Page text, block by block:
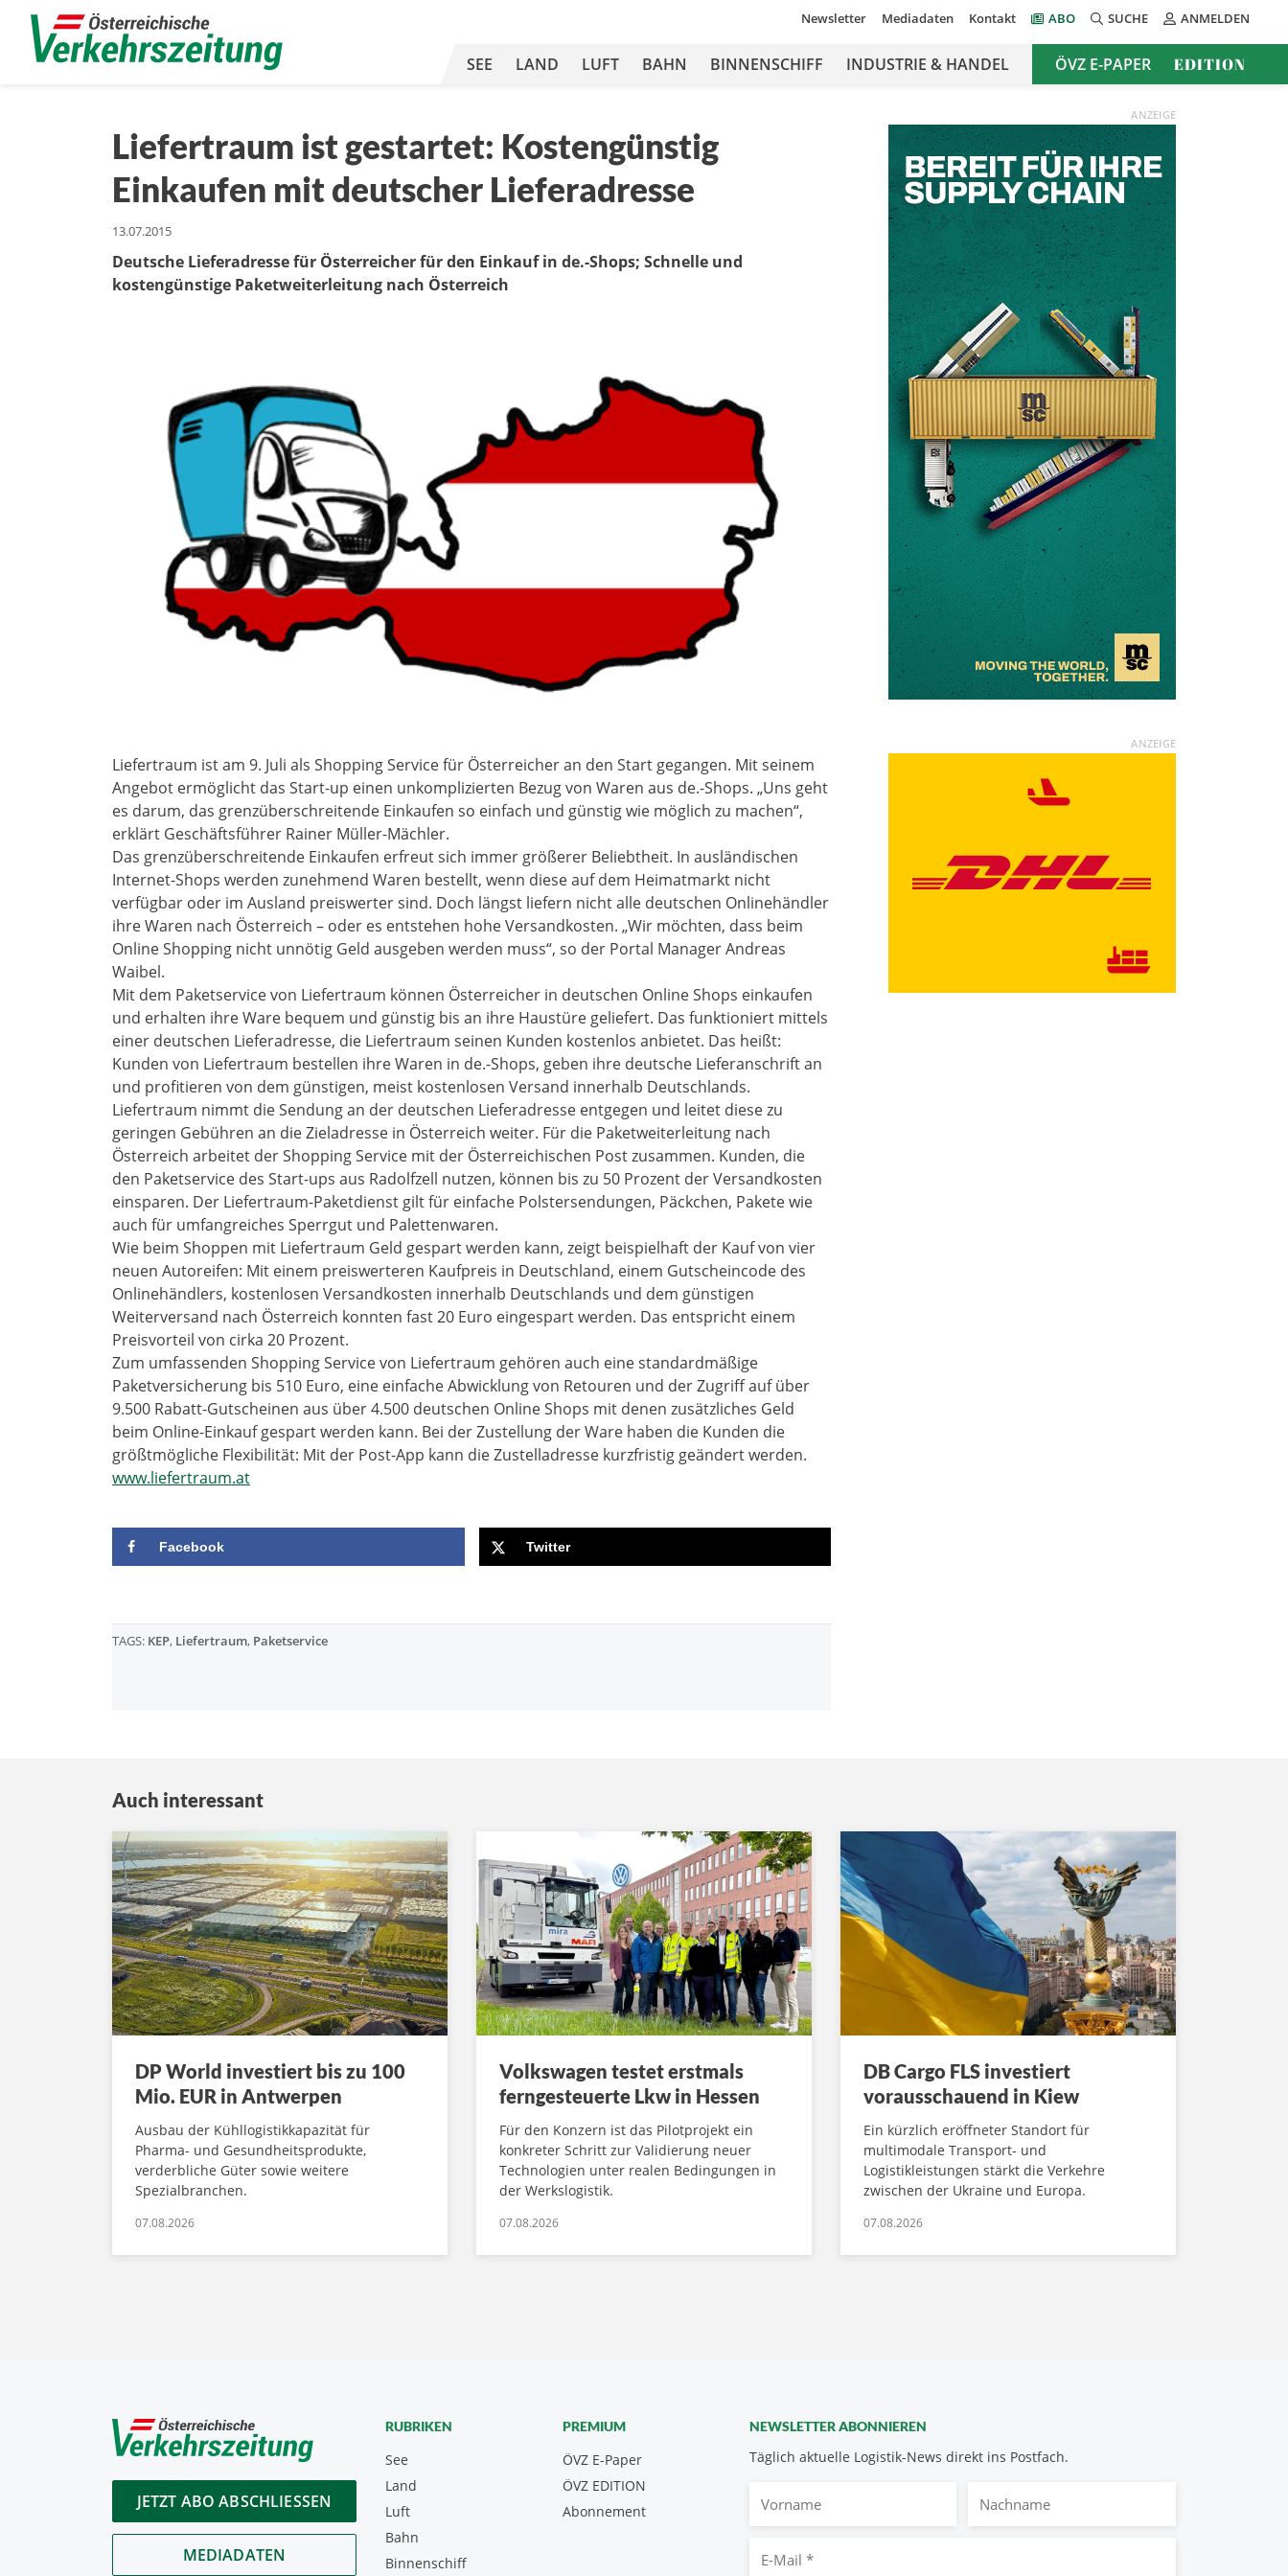
Newsletter Mediadaten Kontakt ABO SUCHE ANMELDEN
SEE LAND LUFT BAHN BINNENSCHIFF INDUSTRIE & HANDEL ÖVZ E-PAPER EDITION
Liefertraum ist gestartet: Kostengünstig
Einkaufen mit deutscher Lieferadresse
13.07.2015
Deutsche Lieferadresse für Österreicher für den Einkauf in de.-Shops; Schnelle und
kostengünstige Paketweiterleitung nach Österreich
Liefertraum ist am 9. Juli als Shopping Service für Österreicher an den Start gegangen. Mit seinem
Angebot ermöglicht das Start-up einen unkomplizierten Bezug von Waren aus de.-Shops. „Uns geht
es darum, das grenzüberschreitende Einkaufen so einfach und günstig wie möglich zu machen“,
erklärt Geschäftsführer Rainer Müller-Mächler.
Das grenzüberschreitende Einkaufen erfreut sich immer größerer Beliebtheit. In ausländischen
Internet-Shops werden zunehmend Waren bestellt, wenn diese auf dem Heimatmarkt nicht
verfügbar oder im Ausland preiswerter sind. Doch längst liefern nicht alle deutschen Onlinehändler
ihre Waren nach Österreich – oder es entstehen hohe Versandkosten. „Wir möchten, dass beim
Online Shopping nicht unnötig Geld ausgeben werden muss“, so der Portal Manager Andreas
Waibel.
Mit dem Paketservice von Liefertraum können Österreicher in deutschen Online Shops einkaufen
und erhalten ihre Ware bequem und günstig bis an ihre Haustüre geliefert. Das funktioniert mittels
einer deutschen Lieferadresse, die Liefertraum seinen Kunden kostenlos anbietet. Das heißt:
Kunden von Liefertraum bestellen ihre Waren in de.-Shops, geben ihre deutsche Lieferanschrift an
und profitieren von dem günstigen, meist kostenlosen Versand innerhalb Deutschlands.
Liefertraum nimmt die Sendung an der deutschen Lieferadresse entgegen und leitet diese zu
geringen Gebühren an die Zieladresse in Österreich weiter. Für die Paketweiterleitung nach
Österreich arbeitet der Shopping Service mit der Österreichischen Post zusammen. Kunden, die
den Paketservice des Start-ups aus Radolfzell nutzen, können bis zu 50 Prozent der Versandkosten
einsparen. Der Liefertraum-Paketdienst gilt für einfache Polstersendungen, Päckchen, Pakete wie
auch für umfangreiches Sperrgut und Palettenwaren.
Wie beim Shoppen mit Liefertraum Geld gespart werden kann, zeigt beispielhaft der Kauf von vier
neuen Autoreifen: Mit einem preiswerteren Kaufpreis in Deutschland, einem Gutscheincode des
Onlinehändlers, kostenlosen Versandkosten innerhalb Deutschlands und dem günstigen
Weiterversand nach Österreich konnten fast 20 Euro eingespart werden. Das entspricht einem
Preisvorteil von cirka 20 Prozent.
Zum umfassenden Shopping Service von Liefertraum gehören auch eine standardmäßige
Paketversicherung bis 510 Euro, eine einfache Abwicklung von Retouren und der Zugriff auf über
9.500 Rabatt-Gutscheinen aus über 4.500 deutschen Online Shops mit denen zusätzliches Geld
beim Online-Einkauf gespart werden kann. Bei der Zustellung der Ware haben die Kunden die
größtmögliche Flexibilität: Mit der Post-App kann die Zustelladresse kurzfristig geändert werden.
www.liefertraum.at
Facebook Twitter
TAGS: KEP, Liefertraum, Paketservice
ANZEIGE
ANZEIGE
Auch interessant
DP World investiert bis zu 100
Mio. EUR in Antwerpen
Ausbau der Kühllogistikkapazität für
Pharma- und Gesundheitsprodukte,
verderbliche Güter sowie weitere
Spezialbranchen.
07.08.2026
Volkswagen testet erstmals
ferngesteuerte Lkw in Hessen
Für den Konzern ist das Pilotprojekt ein
konkreter Schritt zur Validierung neuer
Technologien unter realen Bedingungen in
der Werkslogistik.
07.08.2026
DB Cargo FLS investiert
vorausschauend in Kiew
Ein kürzlich eröffneter Standort für
multimodale Transport- und
Logistikleistungen stärkt die Verkehre
zwischen der Ukraine und Europa.
07.08.2026
JETZT ABO ABSCHLIESSEN
MEDIADATEN
NEWSLETTER ABONNIEREN
Täglich aktuelle Logistik-News direkt ins Postfach.
Mail
RUBRIKEN
See
Land
Luft
Bahn
Binnenschiff
PREMIUM
ÖVZ E-Paper
Abonnement
ÖVZ EDITION